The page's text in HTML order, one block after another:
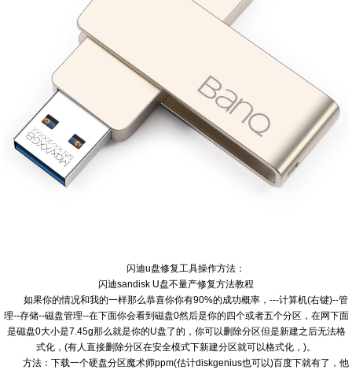
闪迪u盘修复工具操作方法：
闪迪sandisk U盘不量产修复方法教程
如果你的情况和我的一样那么恭喜你你有90%的成功概率，---计算机(右键)--管
理--存储--磁盘管理--在下面你会看到磁盘0然后是你的四个或者五个分区，在网下面
是磁盘0大小是7.45g那么就是你的U盘了的，你可以删除分区但是新建之后无法格
式化，(有人直接删除分区在安全模式下新建分区就可以格式化，)。
方法：下载一个硬盘分区魔术师ppm(估计diskgenius也可以)百度下就有了，他